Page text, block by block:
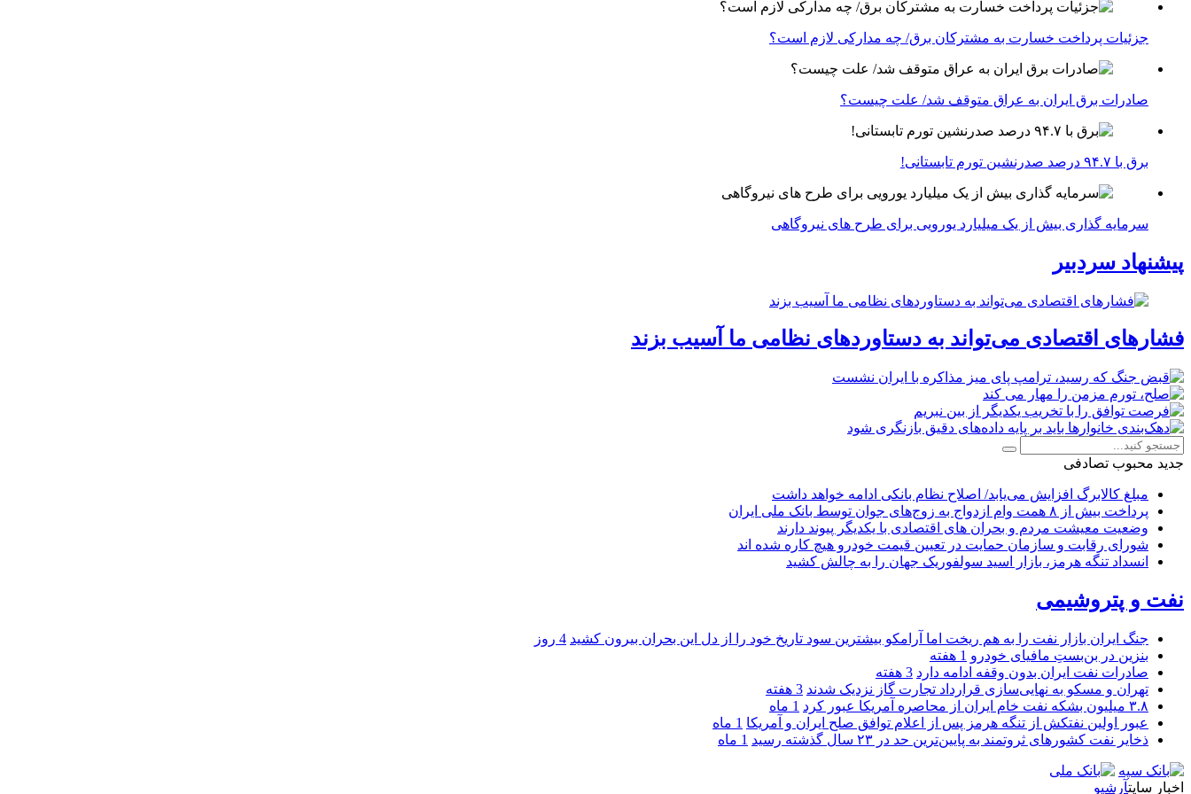
جزئیات پرداخت خسارت به مشترکان برق/ چه مدارکی لازم است؟
صادرات برق ایران به عراق متوقف شد/ علت چیست؟
برق با ۹۴.۷ درصد صدرنشین تورم تابستانی!
سرمایه گذاری بیش از یک میلیارد یورویی برای طرح های نیروگاهی
پیشنهاد سردبیر
فشارهای اقتصادی می‌تواند به دستاوردهای نظامی ما آسیب بزند
جدید محبوب تصادفی
مبلغ کالابرگ افزایش می‌یابد/ اصلاح نظام بانکی ادامه خواهد داشت
پرداخت بیش از ۸ همت وام ازدواج به زوج‌های جوان توسط بانک ملی ایران
وضعیت معیشت مردم و بحران های اقتصادی با یکدیگر پیوند دارند
شورای رقابت و سازمان حمایت در تعیین قیمت خودرو هیچ کاره شده اند
انسداد تنگه هرمز، بازار اسید سولفوریک جهان را به چالش کشید
نفت و پتروشیمی
جنگ ایران بازار نفت را به هم ریخت اما آرامکو بیشترین سود تاریخ خود را از دل این بحران بیرون کشید 4 روز
بنزین در بن‌بستِ مافیای خودرو 1 هفته
صادرات نفت ایران بدون وقفه ادامه دارد 3 هفته
تهران و مسکو به نهایی‌سازی قرارداد تجارت گاز نزدیک شدند 3 هفته
۳.۸ میلیون بشکه نفت خام ایران از محاصره آمریکا عبور کرد
1 ماه
عبور اولین نفتکش از تنگه هرمز پس از اعلام توافق صلح ایران و آمریکا 1 ماه
ذخایر نفت کشورهای ثروتمند به پایین‌ترین حد در ۲۳ سال گذشته رسید
1 ماه
اخبار سایتآرشیو